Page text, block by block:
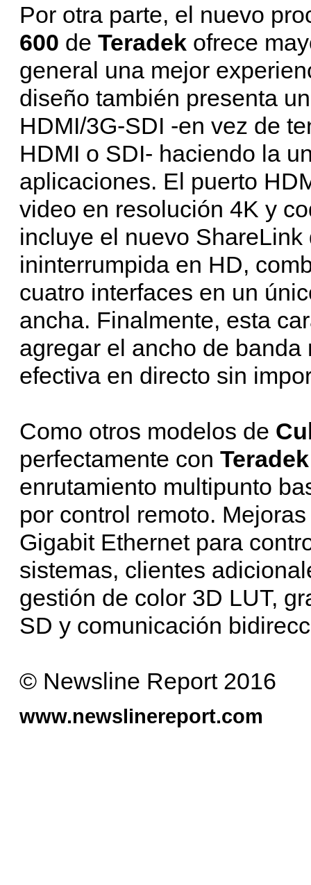
Por otra parte, el nuevo
600 de Teradek ofrece
general una mejor
diseño también presenta
HDMI/3G-SDI -en vez de
HDMI o SDI- haciendo la
aplicaciones. El puerto
video en resolución 4K y
incluye el nuevo
ininterrumpida en HD,
cuatro interfaces en un
ancha. Finalmente, esta
agregar el ancho de
efectiva en directo sin
Como otros modelos de
perfectamente con
enrutamiento multipunto
por control remoto.
Gigabit Ethernet para
sistemas, clientes
gestión de color 3D LUT,
SD y comunicación
© Newsline Report 2016
www.newslinereport.com